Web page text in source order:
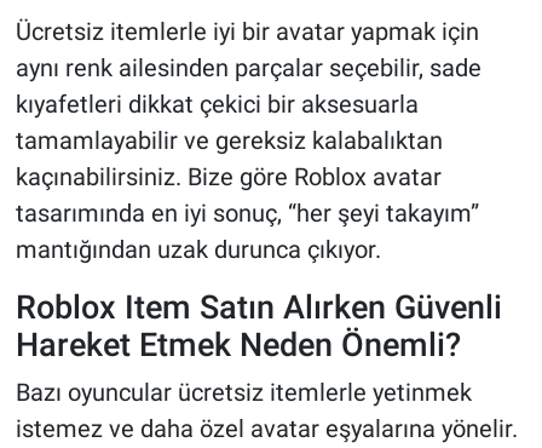
Ücretsiz itemlerle iyi bir avatar yapmak için
aynı renk ailesinden parçalar seçebilir, sade
kıyafetleri dikkat çekici bir aksesuarla
tamamlayabilir ve gereksiz kalabalıktan
kaçınabilirsiniz. Bize göre Roblox avatar
tasarımında en iyi sonuç, “her şeyi takayım”
mantığından uzak durunca çıkıyor.
Roblox Item Satın Alırken Güvenli
Hareket Etmek Neden Önemli?
Bazı oyuncular ücretsiz itemlerle yetinmek
istemez ve daha özel avatar eşyalarına yönelir.